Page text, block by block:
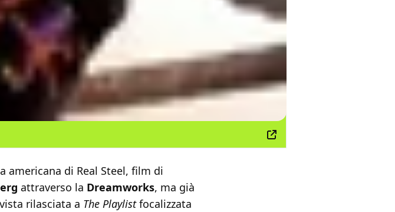
americana di Real Steel, film di
attraverso la Dreamworks, ma già
rilasciata a The Playlistfocalizzata